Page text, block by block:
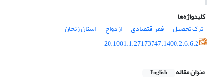
کلیدواژه‌ها
ترک تحصیل
فقر اقتصادی ازدواج
استان زنجان
20.1001.1.27173747.1400.2.6.6.2
عنوان مقاله English